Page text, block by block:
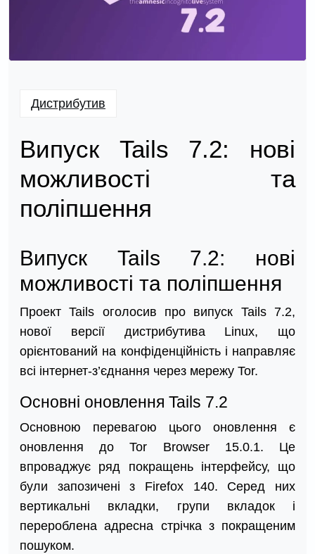
Дистрибутив
Випуск Tails 7.2: нові
можливості та
поліпшення
Випуск Tails 7.2: нові
можливості та поліпшення
Проект Tails оголосив про випуск Tails 7.2,
нової версії дистрибутива Linux, що
орієнтований на конфіденційність і направляє
всі інтернет-з’єднання через мережу Tor.
Основні оновлення Tails 7.2
Основною перевагою цього оновлення є
оновлення до Tor Browser 15.0.1. Це
впроваджує ряд покращень інтерфейсу, що
були запозичені з Firefox 140. Серед них
вертикальні вкладки, групи вкладок і
перероблена адресна стрічка з покращеним
пошуком.